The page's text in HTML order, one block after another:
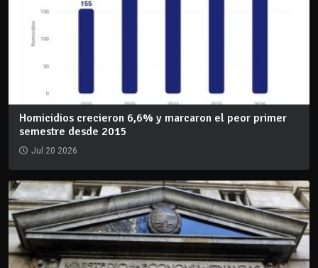
Homicidios crecieron 6,6% y marcaron el peor primer
semestre desde 2015
Jul 20 2026